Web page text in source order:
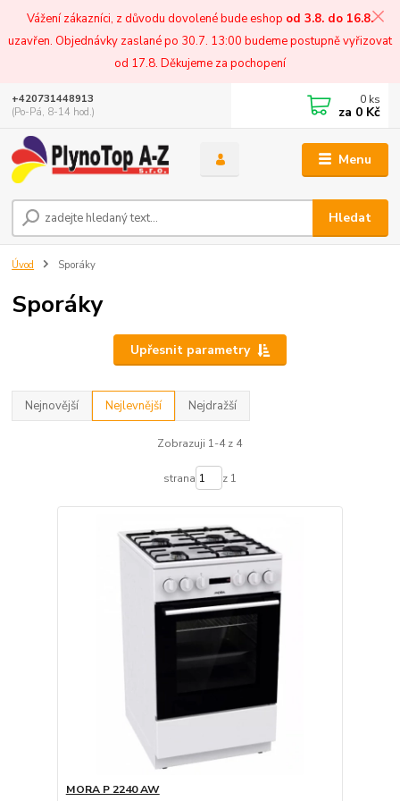
Vážení zákazníci, z důvodu dovolené bude eshop od 3.8. do 16.8.
uzavřen. Objednávky zaslané po 30.7. 13:00 budeme postupně vyřizovat
od 17.8. Děkujeme za pochopení
Menu
Hledat
+420731448913
(Po-Pá, 8-14 hod.)
0 ks
za 0 Kč
Úvod Sporáky
Sporáky
Upřesnit parametry
Nejnovější Nejlevnější Nejdražší
Zobrazuji 1-4 z 4
strana z 1
MORA P 2240 AW